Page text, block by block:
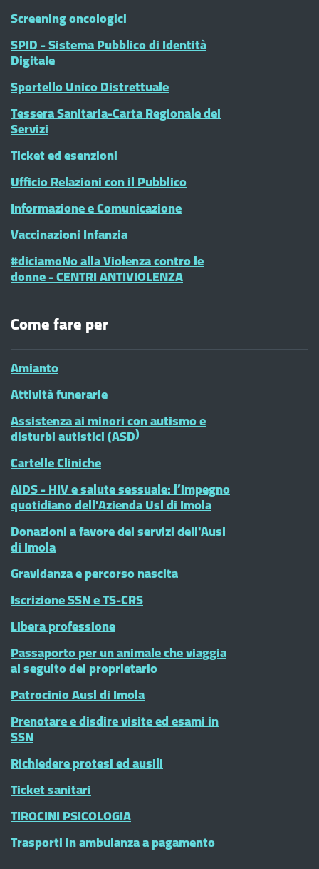
Screening oncologici
SPID - Sistema Pubblico di Identità
Digitale
Sportello Unico Distrettuale
Tessera Sanitaria-Carta Regionale dei
Servizi
Ticket ed esenzioni
Ufficio Relazioni con il Pubblico
Informazione e Comunicazione
Vaccinazioni Infanzia
#diciamoNo alla Violenza contro le
donne - CENTRI ANTIVIOLENZA
Come fare per
Amianto
Attività funerarie
Assistenza ai minori con autismo e
disturbi autistici (ASD)
Cartelle Cliniche
AIDS - HIV e salute sessuale: l’impegno
quotidiano dell'Azienda Usl di Imola
Donazioni a favore dei servizi dell'Ausl
di Imola
Gravidanza e percorso nascita
Iscrizione SSN e TS-CRS
Libera professione
Passaporto per un animale che viaggia
al seguito del proprietario
Patrocinio Ausl di Imola
Prenotare e disdire visite ed esami in
SSN
Richiedere protesi ed ausili
Ticket sanitari
TIROCINI PSICOLOGIA
Trasporti in ambulanza a pagamento